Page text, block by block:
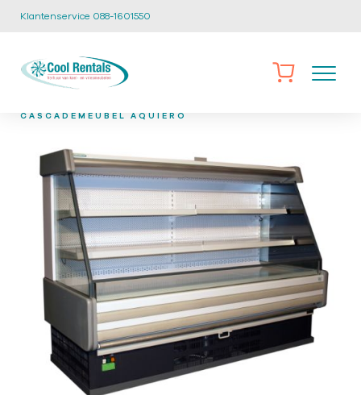
Klantenservice 088-1601550
CASCADEMEUBEL AQUIERO